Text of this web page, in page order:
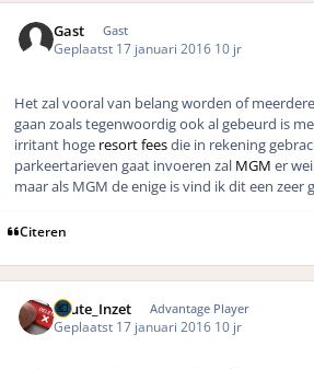
Gast Gast
Geplaatst 17 januari 2016 10 jr
Het zal vooral van belang worden of
gaan zoals tegenwoordig ook al gebeurd is
irritant hoge resort feesdie in rekening
parkeertarieven gaat invoeren zal MGM er
maar als MGM de enige is vind ik dit een zeer
Citeren
Foute_Inzet Advantage Player
Geplaatst 17 januari 2016 10 jr